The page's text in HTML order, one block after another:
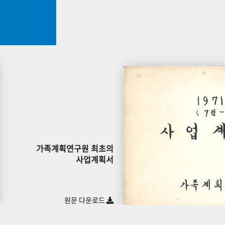
가족계획연구원 최초의
사업계획서
원문 다운로드